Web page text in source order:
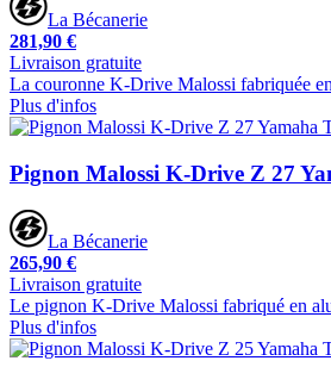
La Bécanerie
281,90 €
Livraison gratuite
La couronne K-Drive Malossi fabriquée
Plus d'infos
Pignon Malossi K-Drive Z 27
La Bécanerie
265,90 €
Livraison gratuite
Le pignon K-Drive Malossi fabriqué en
Plus d'infos